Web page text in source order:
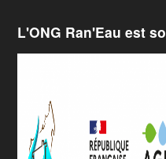
L'ONG Ran'Eau est